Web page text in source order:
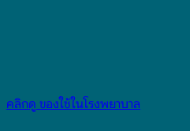
คลิกดู ของใช้ในโรงพยาบาล